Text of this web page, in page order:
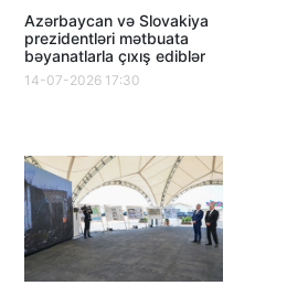
Azərbaycan və Slovakiya
prezidentləri mətbuata
bəyanatlarla çıxış ediblər
14-07-2026 17:30